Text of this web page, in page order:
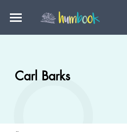
Carl Barks